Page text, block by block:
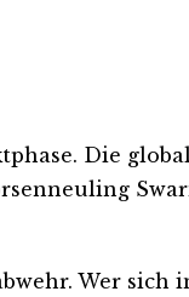
Die
Wer sich